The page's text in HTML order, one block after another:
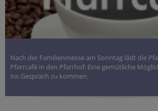
Nach der Familienmesse am Sonntag lädt die
Pfarrcafé in den Pfarrhof: Eine gemütliche
ins Gespräch zu kommen.